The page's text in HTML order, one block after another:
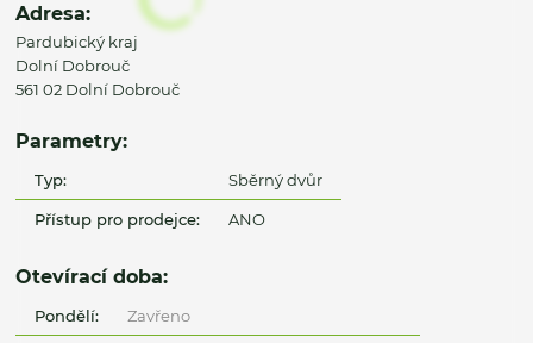
Adresa:
Pardubický kraj
Dolní Dobrouč
561 02 Dolní Dobrouč
Parametry:
Typ: Sběrný dvůr
Přístup pro prodejce: ANO
Otevírací doba:
Pondělí: Zavřeno